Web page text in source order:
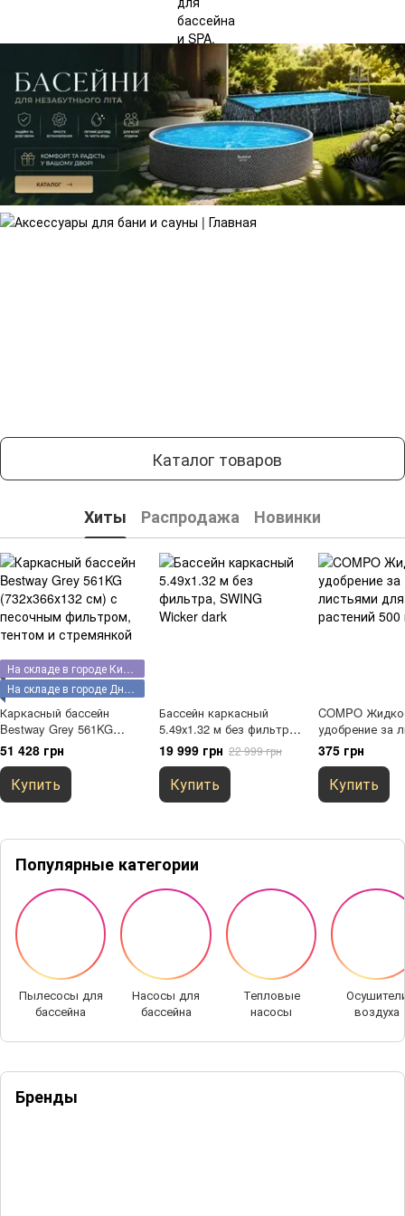
Каталог товаров
Хиты Распродажа Новинки
Каркасный бассейн
Bestway Grey 561KG
(732х366х132 см) с
песочным фильтром,
тентом и стремянкой
51 428 грн
Купить
Бассейн каркасный
5.49х1.32 м без фильтра,
SWING Wicker dark
19 999 грн 22 999 грн
Купить
COMPO
удобрение за
для зеленых
500 мл
375 грн
Купить
Популярные категории
Пылесосы для
бассейна
Насосы для
бассейна
Тепловые
насосы
воздуха
Бренды